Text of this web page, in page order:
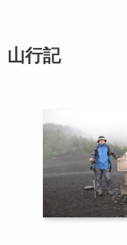
山行記